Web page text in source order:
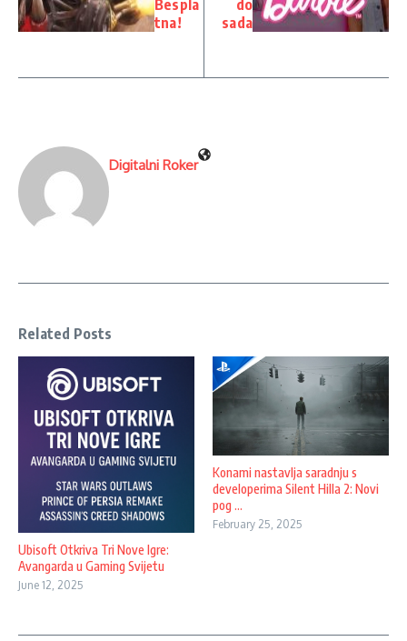
Bespla
tna!
do
sada
Digitalni Roker
Related Posts
Ubisoft Otkriva Tri Nove Igre:
Avangarda u Gaming Svijetu
June 12, 2025
Konami nastavlja saradnju s
developerima Silent Hilla 2: Novi
pog ...
February 25, 2025